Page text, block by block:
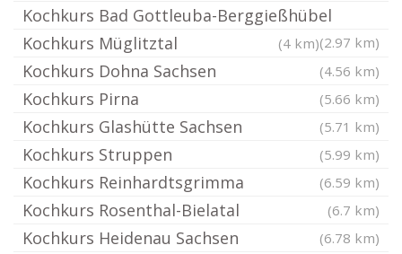
Kochkurs Bad Gottleuba-Berggießhübel
(2.97 km)
Kochkurs Müglitztal (4 km)
Kochkurs Dohna Sachsen (4.56 km)
Kochkurs Pirna (5.66 km)
Kochkurs Glashütte Sachsen (5.71 km)
Kochkurs Struppen (5.99 km)
Kochkurs Reinhardtsgrimma (6.59 km)
Kochkurs Rosenthal-Bielatal (6.7 km)
Kochkurs Heidenau Sachsen (6.78 km)